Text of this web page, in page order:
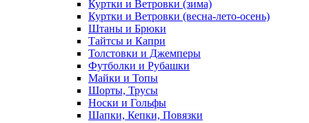
Куртки и Ветровки (зима)
Куртки и Ветровки (весна-лето-осень)
Штаны и Брюки
Тайтсы и Капри
Толстовки и Джемперы
Футболки и Рубашки
Майки и Топы
Шорты, Трусы
Носки и Гольфы
Шапки, Кепки, Повязки